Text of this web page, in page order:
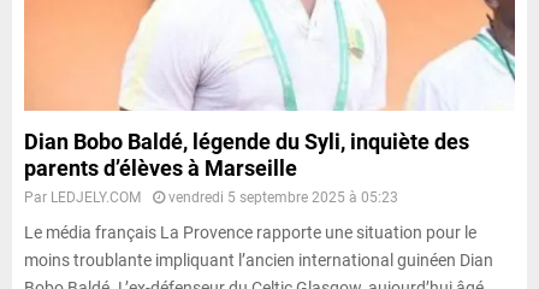
Dian Bobo Baldé, légende du Syli, inquiète des
parents d’élèves à Marseille
Par LEDJELY.COM vendredi 5 septembre 2025 à 05:23
Le média français La Provence rapporte une situation pour le
moins troublante impliquant l’ancien international guinéen Dian